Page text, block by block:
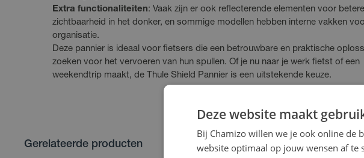
Extra functionaliteiten: Vaak zijn er ook reflecterende elementen voor betere
zichtbaarheid in het donker, en sommige modellen hebben interne vakken
organisatie.
Deze pannier is ideaal voor fietsers die een betrouwbare en praktische
zoeken voor het vervoeren van hun spullen. Of je nu naar je werk fietst of een
weekendtrip maakt, de Thule Shield Pannier is een uitstekende keuze.
Gerelateerde producten
Deze website maakt
Bij Chamizo willen we je ook online de
website optimaal op jouw wensen af te